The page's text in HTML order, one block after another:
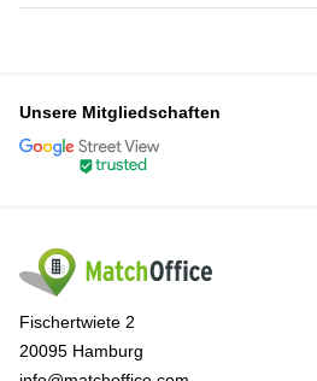
Unsere Mitgliedschaften
Fischertwiete 2
20095 Hamburg